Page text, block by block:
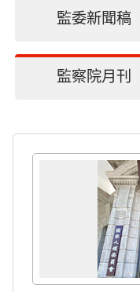
監委新聞稿
監察院月刊